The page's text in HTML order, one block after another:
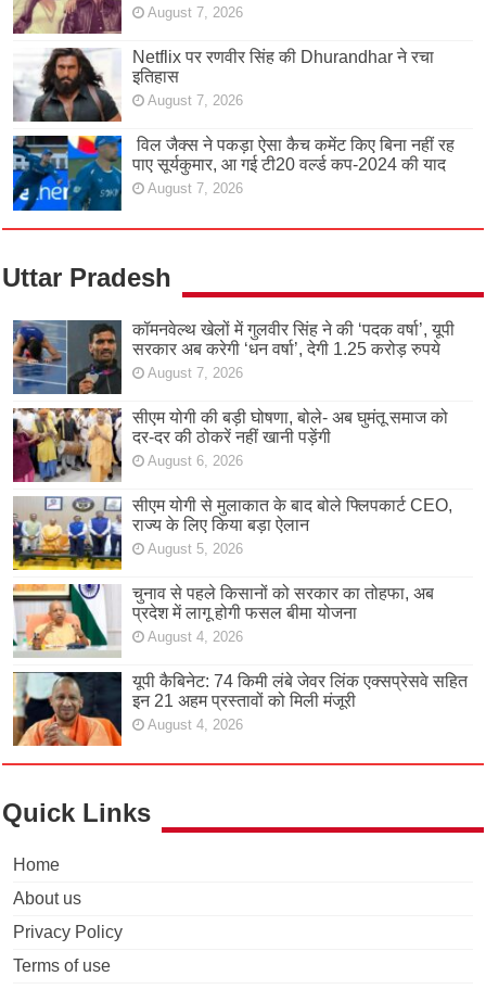
August 7, 2026
Netflix पर रणवीर सिंह की Dhurandhar ने रचा
इतिहास
August 7, 2026
विल जैक्स ने पकड़ा ऐसा कैच कमेंट किए बिना नहीं रह
पाए सूर्यकुमार, आ गई टी20 वर्ल्ड कप-2024 की याद
August 7, 2026
Uttar Pradesh
कॉमनवेल्थ खेलों में गुलवीर सिंह ने की ‘पदक वर्षा’, यूपी
सरकार अब करेगी ‘धन वर्षा’, देगी 1.25 करोड़ रुपये
August 7, 2026
सीएम योगी की बड़ी घोषणा, बोले- अब घुमंतू समाज को
दर-दर की ठोकरें नहीं खानी पड़ेंगी
August 6, 2026
सीएम योगी से मुलाकात के बाद बोले फ्लिपकार्ट CEO,
राज्य के लिए किया बड़ा ऐलान
August 5, 2026
चुनाव से पहले किसानों को सरकार का तोहफा, अब
प्रदेश में लागू होगी फसल बीमा योजना
August 4, 2026
यूपी कैबिनेट: 74 किमी लंबे जेवर लिंक एक्सप्रेसवे सहित
इन 21 अहम प्रस्तावों को मिली मंजूरी
August 4, 2026
Quick Links
Home
About us
Privacy Policy
Terms of use